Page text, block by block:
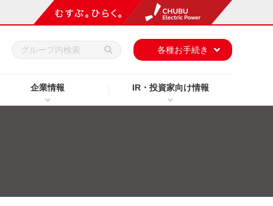
企業情報 IR・投資家向け情報
各種お手続き